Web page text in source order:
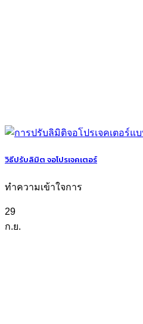
วิธีปรับลิมิต จอโปรเจคเตอร์
ทำความเข้าใจการ
29
ก.ย.